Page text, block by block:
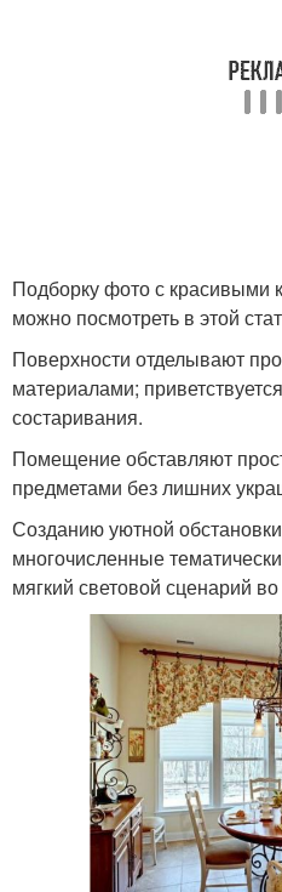
Подборку фото с красивыми
можно посмотреть в этой
Поверхности отделывают
материалами;
состаривания.
Помещение обставляют
предметами без лишних
Созданию уютной
многочисленные
мягкий световой сценарий